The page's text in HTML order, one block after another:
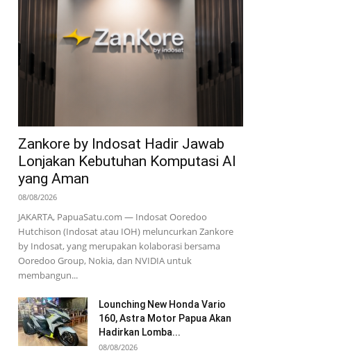
Zankore by Indosat Hadir Jawab
Lonjakan Kebutuhan Komputasi AI
yang Aman
08/08/2026
JAKARTA, PapuaSatu.com — Indosat Ooredoo
Hutchison (Indosat atau IOH) meluncurkan Zankore
by Indosat, yang merupakan kolaborasi bersama
Ooredoo Group, Nokia, dan NVIDIA untuk
membangun...
Lounching New Honda Vario
160, Astra Motor Papua Akan
Hadirkan Lomba...
08/08/2026